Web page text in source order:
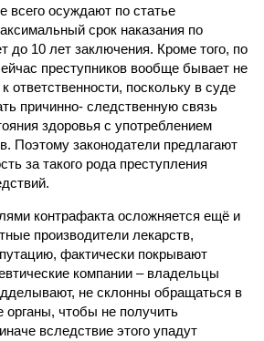
осуждают по статье
срок наказания по
до 10 лет заключения. Кроме того, по
преступников вообще бывает не
ответственности, поскольку в суде
причинно- следственную связь
здоровья с употреблением
Поэтому законодатели предлагают
за такого рода преступления
контрафакта осложняется ещё и
производители лекарств,
фактически покрывают
компании – владельцы
не склонны обращаться в
органы, чтобы не получить
вследствие этого упадут